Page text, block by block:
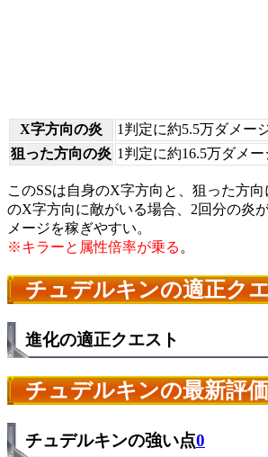
X字方向の炎
1判定に約5.5万ダメー
狙った方向の炎 1判定に約16.5万ダメー
このSSは自身のX字方向と、狙った方
のX字方向に敵がいる場合、2回分の炎
メージを稼ぎやすい。
※キラーと属性倍率が乗る 。
チュデルキンの適正ク
進化の適正クエスト
チュデルキンの最新評価
チュデルキンの強い点0